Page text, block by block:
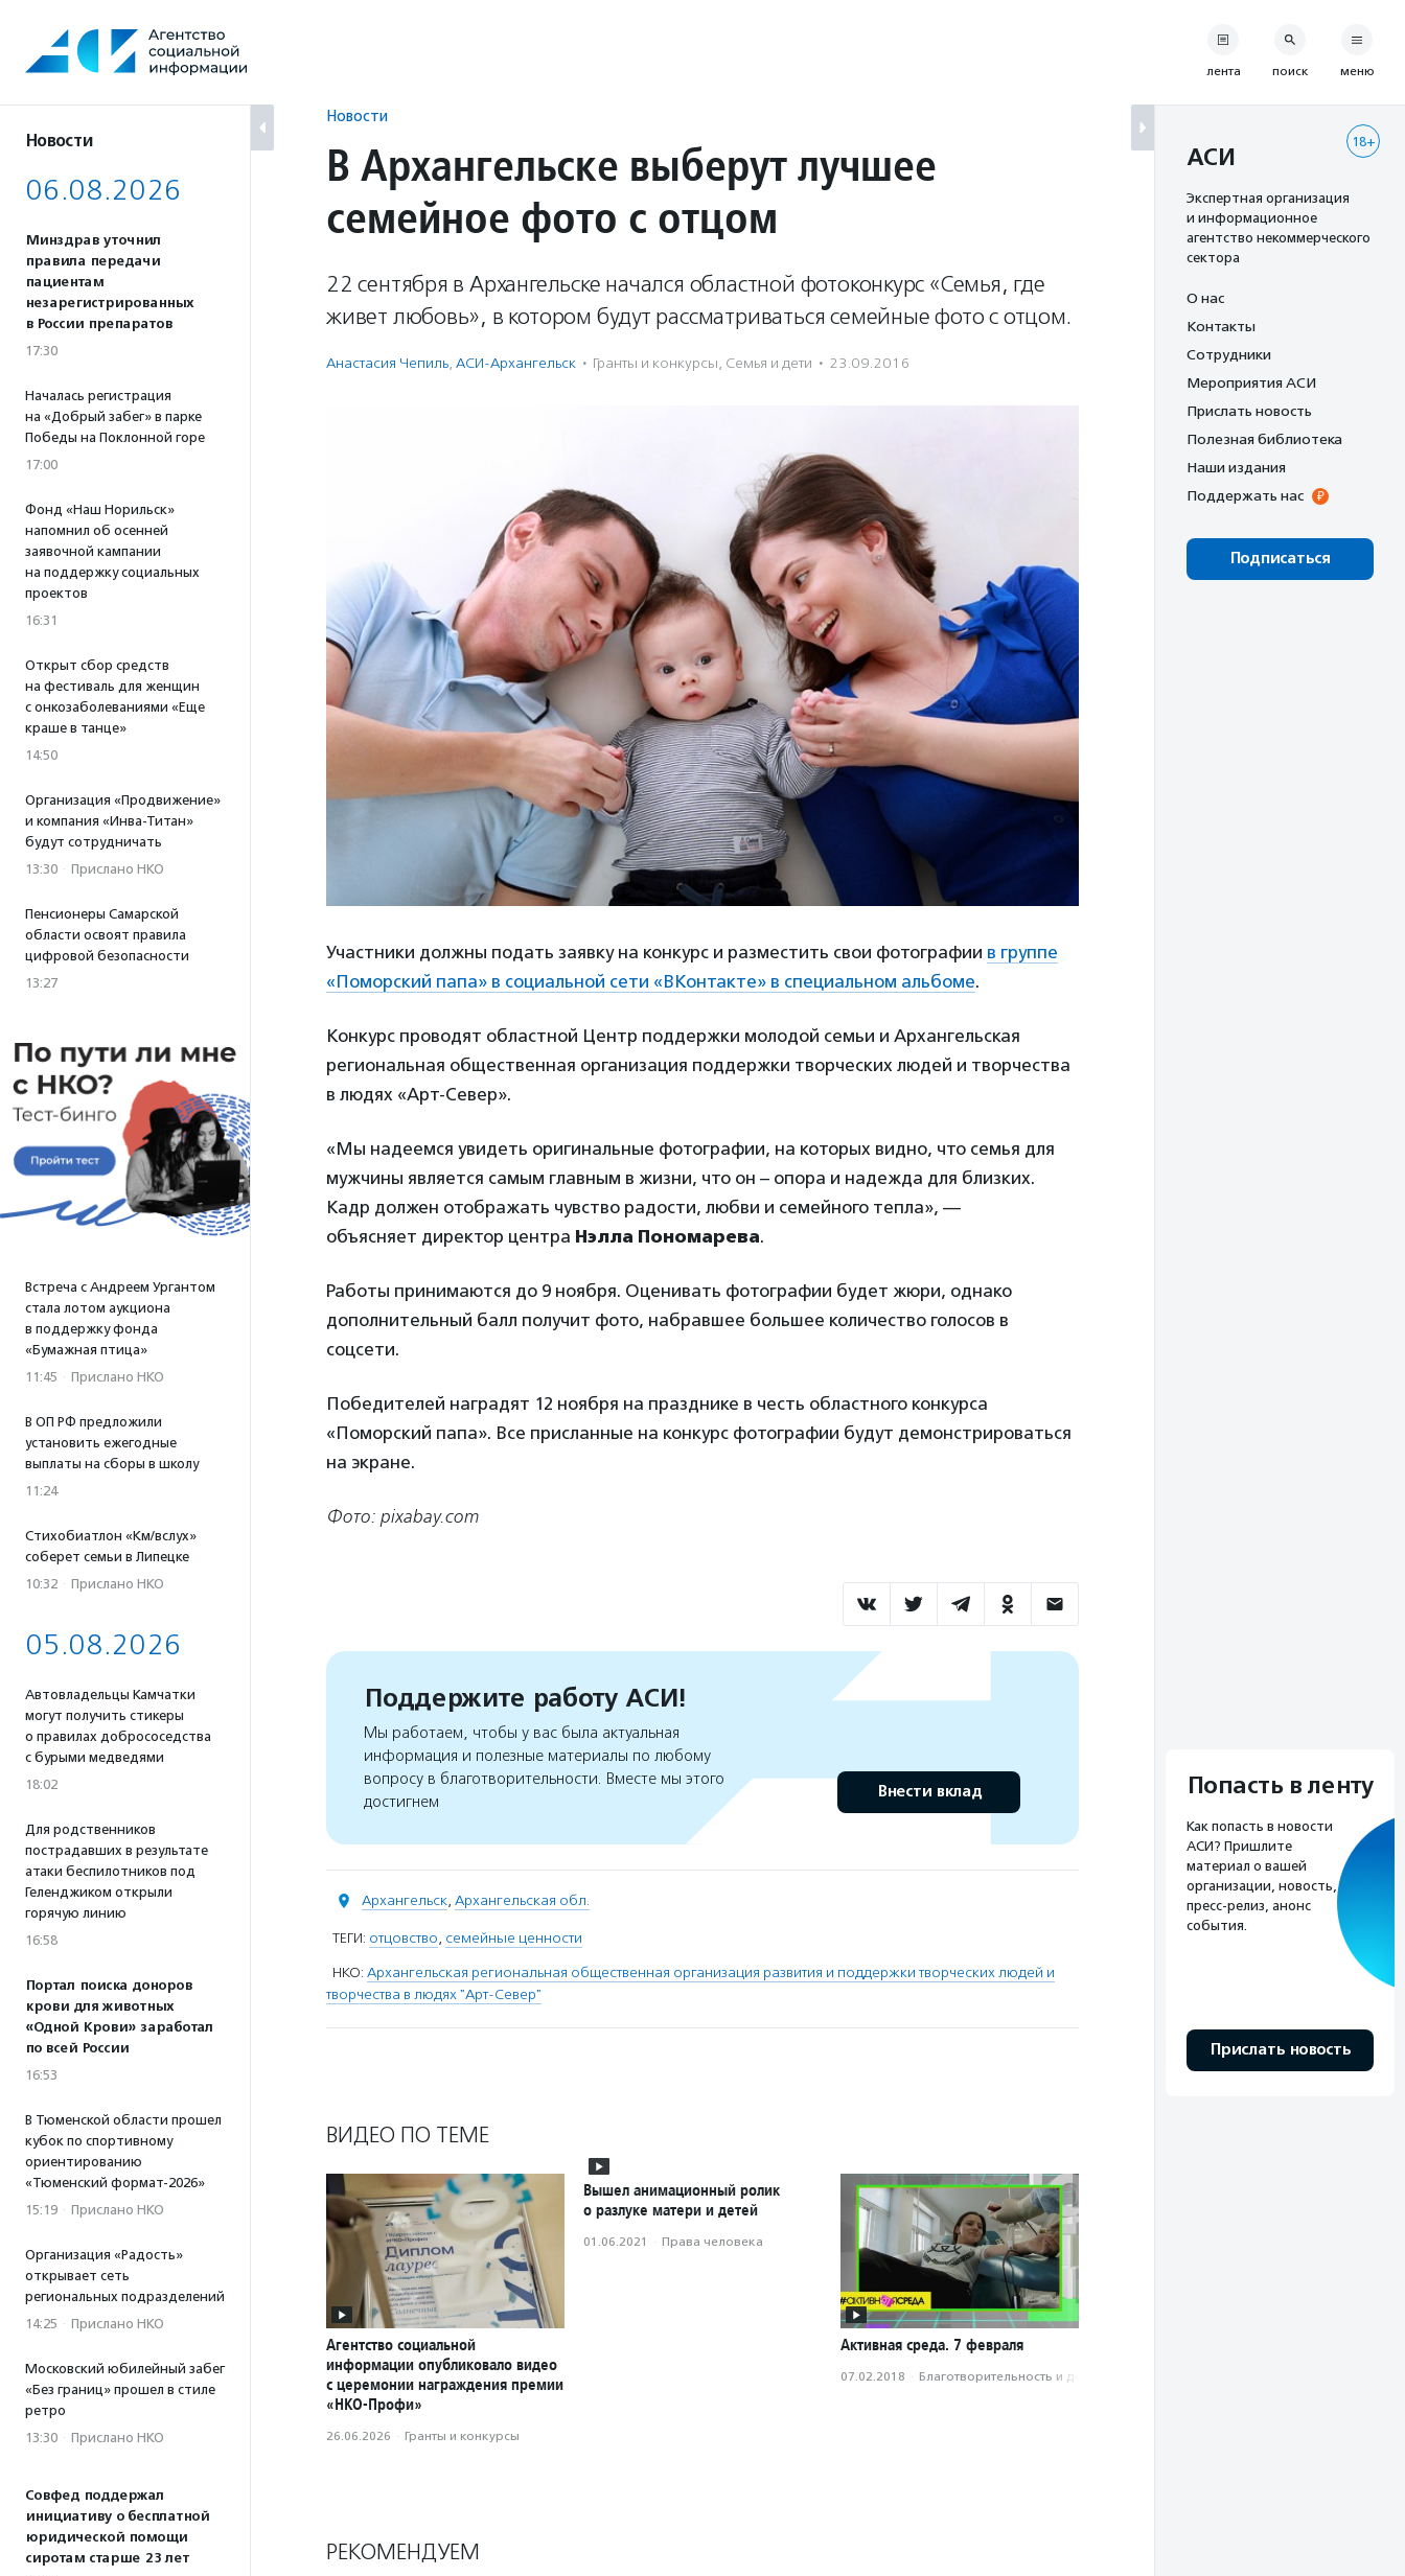
содержанию
Новости
06.08.2026
Минздрав уточнил
правила передачи
пациентам
незарегистрированных
в России препаратов
17:30
Началась регистрация
на «Добрый забег» в парке
Победы на Поклонной горе
17:00
Фонд «Наш Норильск»
напомнил об осенней
заявочной кампании
на поддержку социальных
проектов
16:31
Открыт сбор средств
на фестиваль для женщин
с онкозаболеваниями «Еще
краше в танце»
14:50
Организация «Продвижение»
и компания «Инва-Титан»
будут сотрудничать
13:30 · Прислано НКО
Пенсионеры Самарской
области освоят правила
цифровой безопасности
13:27
Встреча с Андреем Ургантом
стала лотом аукциона
в поддержку фонда
«Бумажная птица»
11:45 · Прислано НКО
В ОП РФ предложили
установить ежегодные
выплаты на сборы в школу
11:24
Стихобиатлон «Км/вслух»
соберет семьи в Липецке
10:32 · Прислано НКО
05.08.2026
Автовладельцы Камчатки
могут получить стикеры
о правилах добрососедства
с бурыми медведями
18:02
Для родственников
пострадавших в результате
атаки беспилотников под
Геленджиком открыли
горячую линию
16:58
Портал поиска доноров
крови для животных
«Одной Крови» заработал
по всей России
16:53
В Тюменской области прошел
кубок по спортивному
ориентированию
«Тюменский формат-2026»
15:19 · Прислано НКО
Организация «Радость»
открывает сеть
региональных подразделений
14:25 · Прислано НКО
Московский юбилейный забег
«Без границ» прошел в стиле
ретро
13:30 · Прислано НКО
Совфед поддержал
инициативу о бесплатной
юридической помощи
сиротам старше 23 лет
Новости
В Архангельске выберут лучшее
семейное фото с отцом
22 сентября в Архангельске начался областной фотоконкурс «Семья, где
живет любовь», в котором будут рассматриваться семейные фото с отцом.
Анастасия Чепиль, АСИ-Архангельск · Гранты и конкурсы, Семья и дети · 23.09.2016
Участники должны подать заявку на конкурс и разместить свои фотографии в группе
«Поморский папа» в социальной сети «ВКонтакте» в специальном альбоме.
Конкурс проводят областной Центр поддержки молодой семьи и Архангельская
региональная общественная организация поддержки творческих людей и творчества
в людях «Арт-Север».
«Мы надеемся увидеть оригинальные фотографии, на которых видно, что семья для
мужчины является самым главным в жизни, что он – опора и надежда для близких.
Кадр должен отображать чувство радости, любви и семейного тепла», —
объясняет директор центра Нэлла Пономарева.
Работы принимаются до 9 ноября. Оценивать фотографии будет жюри, однако
дополнительный балл получит фото, набравшее большее количество голосов в
соцсети.
Победителей наградят 12 ноября на празднике в честь областного конкурса
«Поморский папа». Все присланные на конкурс фотографии будут демонстрироваться
на экране.
Фото: pixabay.com
Поддержите работу АСИ!
Мы работаем, чтобы у вас была актуальная
информация и полезные материалы по любому
вопросу в благотворительности. Вместе мы этого
достигнем
Внести вклад
Архангельск, Архангельская обл.
ТЕГИ: отцовство, семейные ценности
НКО: Архангельская региональная общественная организация развития и поддержки творческих людей и
творчества в людях "Арт-Север"
ВИДЕО ПО ТЕМЕ
Агентство социальной
информации опубликовало видео
с церемонии награждения премии
«НКО-Профи»
26.06.2026 · Гранты и конкурсы
Вышел анимационный ролик
о разлуке матери и детей
01.06.2021 · Права человека
Активная среда. 7 февраля
07.02.2018 · Благотвори­тель­ность и доброволь­чест­во
РЕКОМЕНДУЕМ
лента поиск меню
18+
АСИ
Экспертная организация
и информационное
агентство некоммерческого
сектора
О нас
Контакты
Сотрудники
Мероприятия АСИ
Прислать новость
Полезная библиотека
Наши издания
Поддержать нас
Подписаться
Попасть в ленту
Как попасть в новости
АСИ? Пришлите
материал о вашей
организации, новость,
пресс-релиз, анонс
события.
Прислать новость